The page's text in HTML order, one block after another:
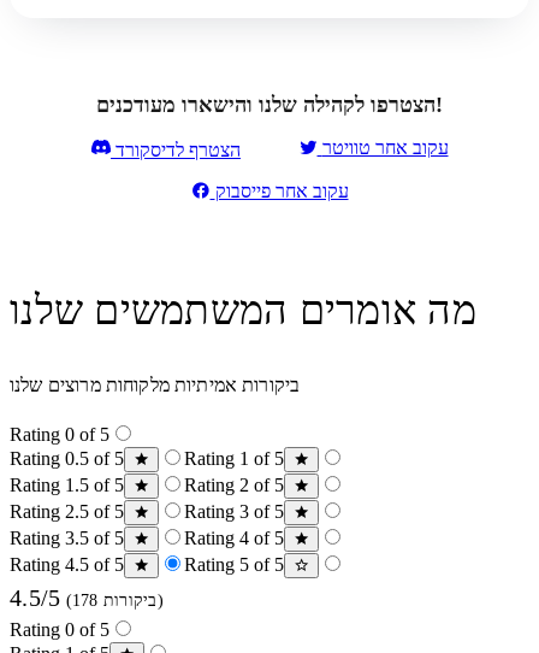
הצטרפו לקהילה שלנו והישארו מעודכנים!
הצטרף לדיסקורד עקוב אחר טוויטר
עקוב אחר פייסבוק
מה אומרים המשתמשים שלנו
ביקורות אמיתיות מלקוחות מרוצים שלנו
Rating 0 of 5
Rating 0.5 of 5
Rating 1 of 5
Rating 1.5 of 5
Rating 2 of 5
Rating 2.5 of 5
Rating 3 of 5
Rating 3.5 of 5
Rating 4 of 5
Rating 4.5 of 5
Rating 5 of 5
4.5/5 (178 ביקורות)
Rating 0 of 5